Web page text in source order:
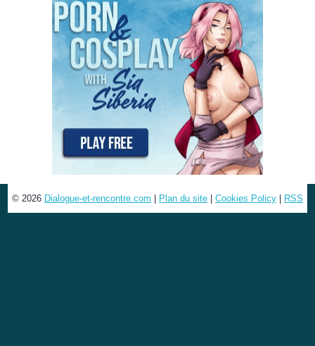
© 2026 Dialogue-et-rencontre.com Plan du site Cookies Policy RSS